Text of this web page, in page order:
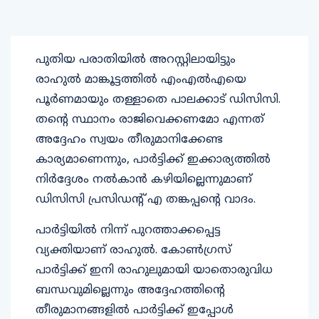
പുതിയ പരാതിയിൽ അറസ്റ്റിലായിട്ടും
രാഹുൽ മാങ്കൂട്ടത്തിൽ എംഎൽഎയെ
പൂർണമായും തള്ളാതെ പാലക്കാട് ഡിസിസി.
തന്റെ സ്ഥാനം രാജിവെക്കണമോ എന്നത്
അദ്ദേഹം സ്വയം തീരുമാനിക്കേണ്ട
കാര്യമാണെന്നും, പാർട്ടിക്ക് ഇക്കാര്യത്തിൽ
നിർദ്ദേശം നൽകാൻ കഴിയില്ലെന്നുമാണ്
ഡിസിസി പ്രസിഡന്‍റ് എ തങ്കപ്പന്‍റെ വാദം.
പാർട്ടിയിൽ നിന്ന് പുറത്താക്കപ്പെട്ട
വ്യക്തിയാണ് രാഹുൽ. കോൺഗ്രസ്
പാർട്ടിക്ക് ഇനി രാഹുലുമായി യാതൊരുവിധ
ബന്ധവുമില്ലെന്നും അദ്ദേഹത്തിന്റെ
തീരുമാനങ്ങളിൽ പാർട്ടിക്ക് ഇപ്പോൾ